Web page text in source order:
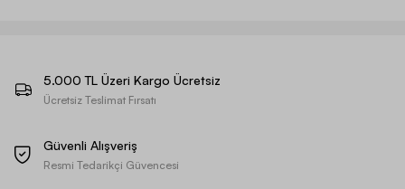
5.000 TL Üzeri Kargo Ücretsiz
Ücretsiz Teslimat Fırsatı
Güvenli Alışveriş
Resmi Tedarikçi Güvencesi